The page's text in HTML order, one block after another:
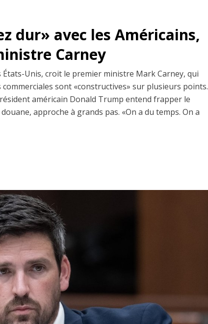
dur» avec les Américains,
Carney
États-Unis, croit le premier ministre Mark Carney, qui
sont «constructives» sur plusieurs points.
américain Donald Trump entend frapper le
approche à grands pas. «On a du temps. On a